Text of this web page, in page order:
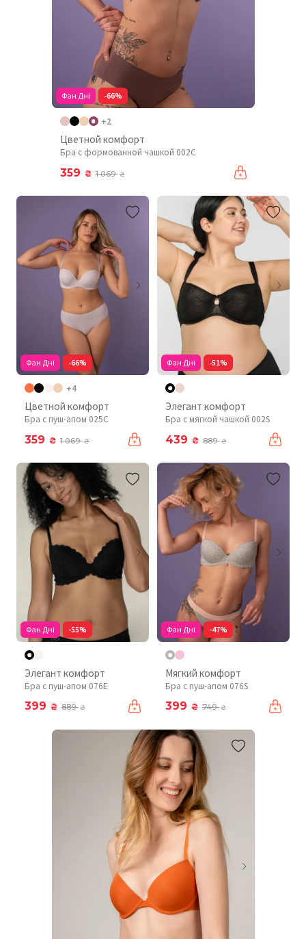
Фан Дні -66%
+2
Цветной комфорт
Бра с формованной чашкой 002C
359 ₴ 1 069₴
Фан Дні -66%
+4
Цветной комфорт
Бра с пуш-апом 025C
359 ₴ 1 069₴
Фан Дні -51%
Элегант комфорт
Бра с мягкой чашкой 002S
439 ₴ 889₴
Фан Дні -55%
Элегант комфорт
Бра с пуш-апом 076Е
399 ₴ 889₴
Фан Дні -47%
Мягкий комфорт
Бра с пуш-апом 076S
399 ₴ 749₴